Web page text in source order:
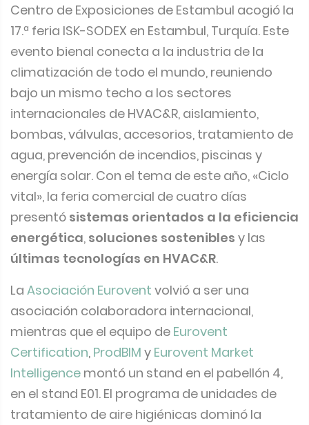
Centro de Exposiciones de Estambul acogió la
17.ª feria ISK-SODEX en Estambul, Turquía. Este
evento bienal conecta a la industria de la
climatización de todo el mundo, reuniendo
bajo un mismo techo a los sectores
internacionales de HVAC&R, aislamiento,
bombas, válvulas, accesorios, tratamiento de
agua, prevención de incendios, piscinas y
energía solar. Con el tema de este año, «Ciclo
vital», la feria comercial de cuatro días
presentó sistemas orientados a la eficiencia
energética, soluciones sostenibles y las
últimas tecnologías en HVAC&R.
La Asociación Eurovent volvió a ser una
asociación colaboradora internacional,
mientras que el equipo de Eurovent
Certification, ProdBIM y Eurovent Market
Intelligence montó un stand en el pabellón 4,
en el stand E01. El programa de unidades de
tratamiento de aire higiénicas dominó la